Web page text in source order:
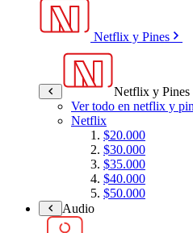
Netflix y Pines
Netflix y Pines
Ver todo en netflix y
Netflix
$20.000
$30.000
$35.000
$40.000
$50.000
Audio